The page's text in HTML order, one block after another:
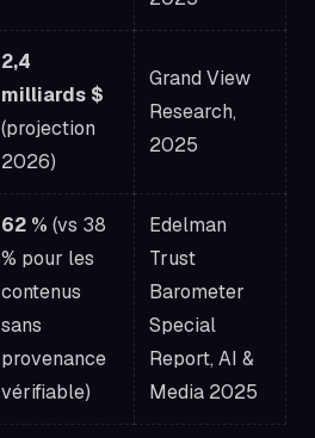
2,4
milliards $
(projection
2026)
Grand View
Research,
2025
62 % (vs 38
% pour les
contenus
sans
provenance
vérifiable)
Edelman
Trust
Barometer
Special
Report, AI &
Media 2025